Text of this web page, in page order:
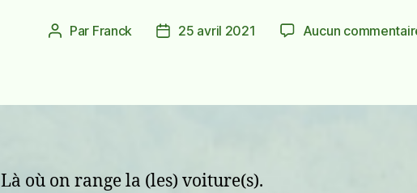
Auteur
Par Franck
Date25 avril 2021 Aucun
Là où on range la (les) voiture(s).